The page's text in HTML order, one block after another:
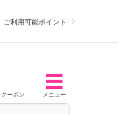
ご利用可能ポイント
クーポン メニュー